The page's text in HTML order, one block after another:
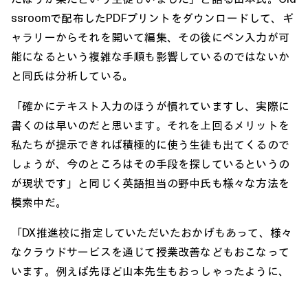
ssroomで配布したPDFプリントをダウンロードして、ギ
ャラリーからそれを開いて編集、その後にペン入力が可
能になるという複雑な手順も影響しているのではないか
と同氏は分析している。
「確かにテキスト入力のほうが慣れていますし、実際に
書くのは早いのだと思います。それを上回るメリットを
私たちが提示できれば積極的に使う生徒も出てくるので
しょうが、今のところはその手段を探しているというの
が現状です」と同じく英語担当の野中氏も様々な方法を
模索中だ。
「DX推進校に指定していただいたおかげもあって、様々
なクラウドサービスを通じて授業改善などもおこなって
います。例えば先ほど山本先生もおっしゃったように、